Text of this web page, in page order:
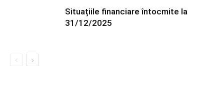
Situațiile financiare întocmite la
31/12/2025